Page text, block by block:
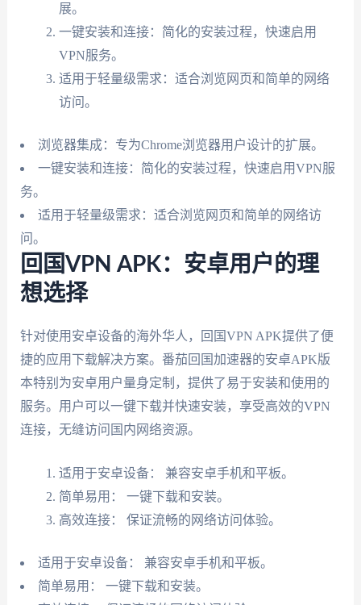
展。
一键安装和连接：简化的安装过程，快速启用
VPN服务。
适用于轻量级需求：适合浏览网页和简单的网络
访问。
浏览器集成：专为Chrome浏览器用户设计的扩展。
一键安装和连接：简化的安装过程，快速启用VPN服
务。
适用于轻量级需求：适合浏览网页和简单的网络访
问。
回国VPN APK：安卓用户的理
想选择
针对使用安卓设备的海外华人，回国VPN APK提供了便
捷的应用下载解决方案。番茄回国加速器的安卓APK版
本特别为安卓用户量身定制，提供了易于安装和使用的
服务。用户可以一键下载并快速安装，享受高效的VPN
连接，无缝访问国内网络资源。
适用于安卓设备： 兼容安卓手机和平板。
简单易用： 一键下载和安装。
高效连接： 保证流畅的网络访问体验。
适用于安卓设备： 兼容安卓手机和平板。
简单易用： 一键下载和安装。